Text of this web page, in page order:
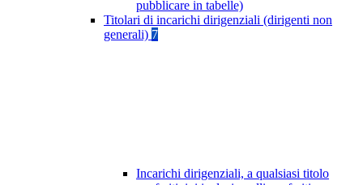
pubblicare in tabelle)
Titolari di incarichi dirigenziali (dirigenti non
generali) 7
Incarichi dirigenziali, a qualsiasi titolo